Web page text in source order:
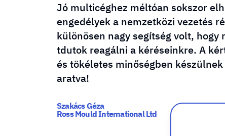
Jó multicéghez méltóan sokszor
engedélyek a nemzetközi vezetés
különösen nagy segítség volt, hogy
tdutok reagálni a kéréseinkre. A
és tökéletes minőségben
aratva!
Szakács Géza
Ross Mould International Ltd